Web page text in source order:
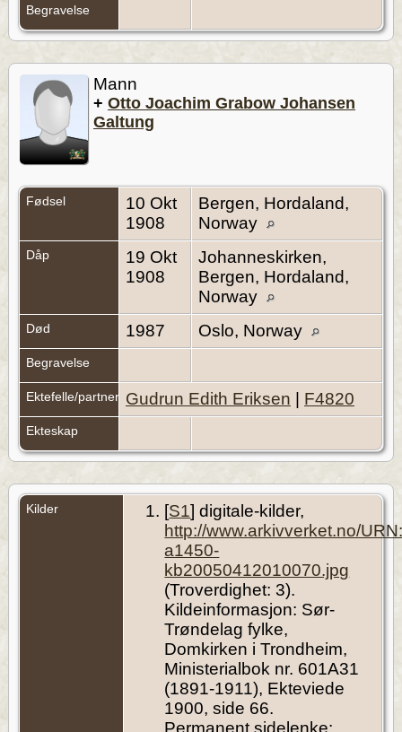
Begravelse
Mann
+ Otto Joachim Grabow Johansen
Galtung
Fødsel
10 Okt
1908
Bergen, Hordaland,
Norway
Dåp
19 Okt
1908
Johanneskirken,
Bergen, Hordaland,
Norway
Død 1987 Oslo, Norway
Begravelse
Ektefelle/partner Gudrun Edith Eriksen F4820
Ekteskap
Kilder [S1] digitale-kilder,
http://www.arkivverket.no/
a1450-
kb20050412010070.jpg
(Troverdighet: 3).
Kildeinformasjon: Sør-
Trøndelag fylke,
Domkirken i Trondheim,
Ministerialbok nr. 601A31
(1891-1911), Ekteviede
1900, side 66.
Permanent sidelenke: